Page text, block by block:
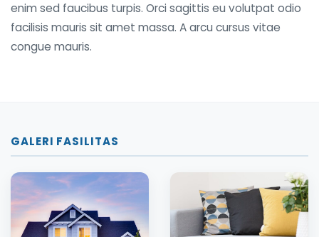
enim sed faucibus turpis. Orci sagittis eu volutpat odio
facilisis mauris sit amet massa. A arcu cursus vitae
congue mauris.
GALERI FASILITAS